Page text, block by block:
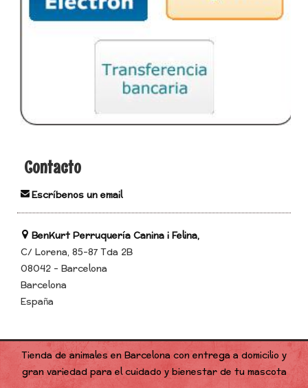
Contacto
Escríbenos un email
BenKurt Perruquería Canina i Felina,
C/ Lorena, 85-87 Tda 2B
08042 - Barcelona
Barcelona
España
Tienda de animales en Barcelona con entrega a domicilio y
gran variedad para el cuidado y bienestar de tu mascota